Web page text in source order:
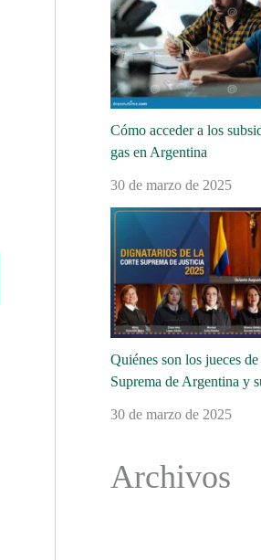
Cómo acceder a los
gas en Argentina
30 de marzo de 2025
Quiénes son los jueces
Suprema de Argentina y
30 de marzo de 2025
Archivos